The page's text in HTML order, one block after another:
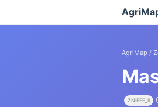
AgriMap /
ZNIEFF_II
Panneau de gestion des cookies